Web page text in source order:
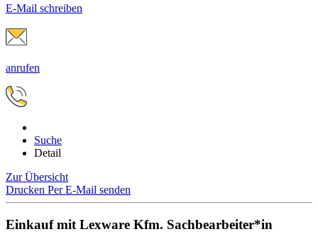
E-Mail schreiben
anrufen
Suche
Detail
Zur Übersicht
Drucken Per E-Mail senden
Einkauf mit Lexware Kfm. Sachbearbeiter*in